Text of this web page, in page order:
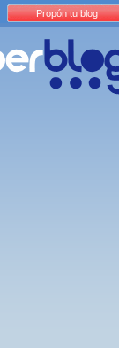
Propón tu blog